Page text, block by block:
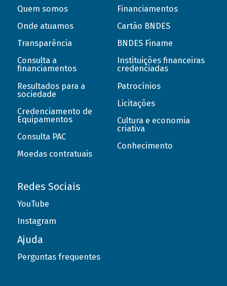
Quem somos
Onde atuamos
Transparência
Consulta a
financiamentos
Resultados para a
sociedade
Credenciamento de
Equipamentos
Consulta PAC
Moedas contratuais
Financiamentos
Cartão BNDES
BNDES Finame
Instituições financeiras
credenciadas
Patrocínios
Licitações
Cultura e economia
criativa
Conhecimento
Redes Sociais
YouTube
Instagram
Ajuda
Perguntas frequentes